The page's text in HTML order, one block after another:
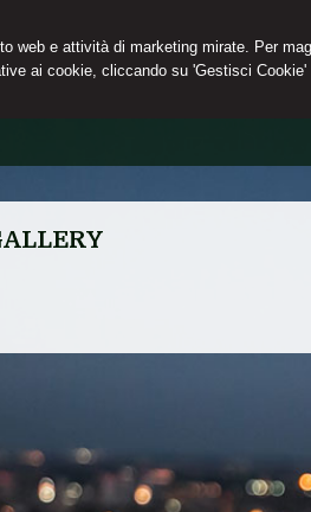
web e attività di marketing mirate. Per
ai cookie, cliccando su 'Gestisci Cookie'